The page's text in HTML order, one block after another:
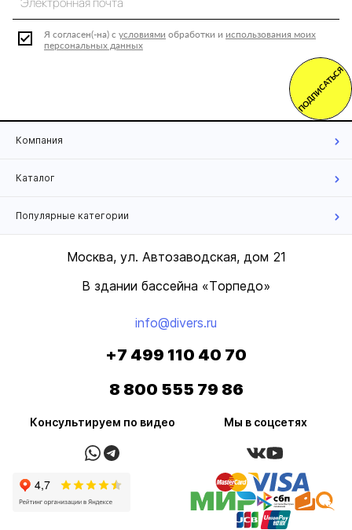
Я согласен(-на) с условиями обработки и использования моих
персональных данных
ПОДПИСАТЬСЯ
Компания
Каталог
Популярные категории
Москва, ул. Автозаводская, дом 21
В здании бассейна «Торпедо»
info@divers.ru
Консультируем по видео Мы в соцсетях
+7 499 110 40 70
8 800 555 79 86